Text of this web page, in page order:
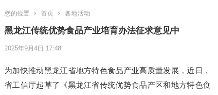
您的位置 首页 各地活动
黑龙江传统优势食品产业培育办法征求意见中
2025年9月4日 17:48
为加快推动黑龙江省地方特色食品产业高质量发展，近日，
省工信厅起草了《黑龙江省传统优势食品产区和地方特色食